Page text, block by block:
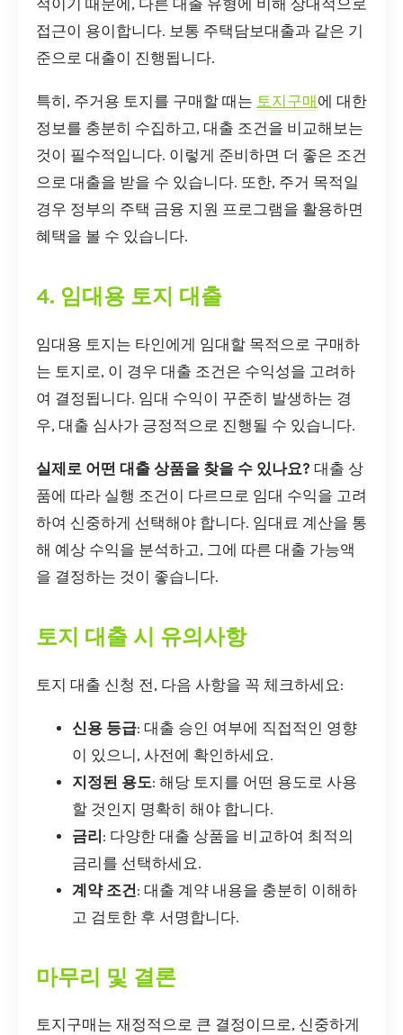
적이기 때문에, 다른 대출 유형에 비해 상대적으로
접근이 용이합니다. 보통 주택담보대출과 같은 기
준으로 대출이 진행됩니다.
특히, 주거용 토지를 구매할 때는 토지구매 에 대한
정보를 충분히 수집하고, 대출 조건을 비교해보는
것이 필수적입니다. 이렇게 준비하면 더 좋은 조건
으로 대출을 받을 수 있습니다. 또한, 주거 목적일
경우 정부의 주택 금융 지원 프로그램을 활용하면
혜택을 볼 수 있습니다.
4. 임대용 토지 대출
임대용 토지는 타인에게 임대할 목적으로 구매하
는 토지로, 이 경우 대출 조건은 수익성을 고려하
여 결정됩니다. 임대 수익이 꾸준히 발생하는 경
우, 대출 심사가 긍정적으로 진행될 수 있습니다.
실제로 어떤 대출 상품을 찾을 수 있나요? 대출 상
품에 따라 실행 조건이 다르므로 임대 수익을 고려
하여 신중하게 선택해야 합니다. 임대료 계산을 통
해 예상 수익을 분석하고, 그에 따른 대출 가능액
을 결정하는 것이 좋습니다.
토지 대출 시 유의사항
토지 대출 신청 전, 다음 사항을 꼭 체크하세요:
신용 등급: 대출 승인 여부에 직접적인 영향
이 있으니, 사전에 확인하세요.
지정된 용도: 해당 토지를 어떤 용도로 사용
할 것인지 명확히 해야 합니다.
금리 : 다양한 대출 상품을 비교하여 최적의
금리를 선택하세요.
계약 조건 : 대출 계약 내용을 충분히 이해하
고 검토한 후 서명합니다.
마무리 및 결론
토지구매는 재정적으로 큰 결정이므로, 신중하게